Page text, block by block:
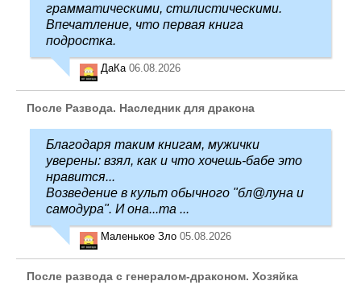
грамматическими, стилистическими.
Впечатление, что первая книга
подростка.
ДаКа 06.08.2026
После Развода. Наследник для дракона
Благодаря таким книгам, мужички
уверены: взял, как и что хочешь-бабе это
нравится...
Возведение в культ обычного "бл@луна и
самодура". И она...та ...
Маленькое Зло 05.08.2026
После развода с генералом-драконом. Хозяйка